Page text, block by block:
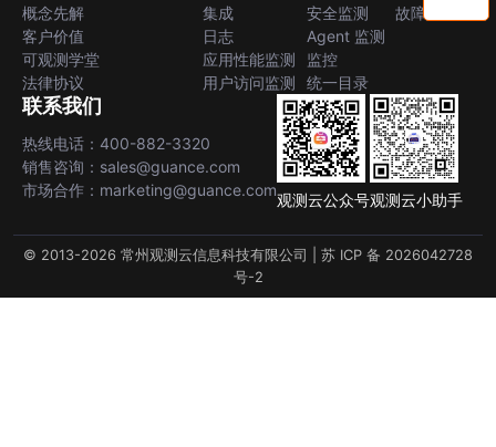
概念先解
客户价值
可观测学堂
法律协议
集成
日志
应用性能监测
用户访问监测
安全监测
Agent 监测
监控
统一目录
故障中心
联系我们
热线电话：400-882-3320
销售咨询：sales@guance.com
市场合作：marketing@guance.com
观测云公众号观测云小助手
© 2013-2026 常州观测云信息科技有限公司 | 苏 ICP 备 2026042728
号-2